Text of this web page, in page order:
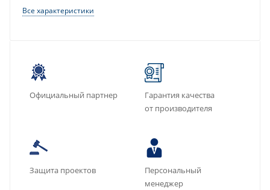
Все характеристики
Официальный партнер
Гарантия качества
от производителя
Защита проектов
Персональный
менеджер